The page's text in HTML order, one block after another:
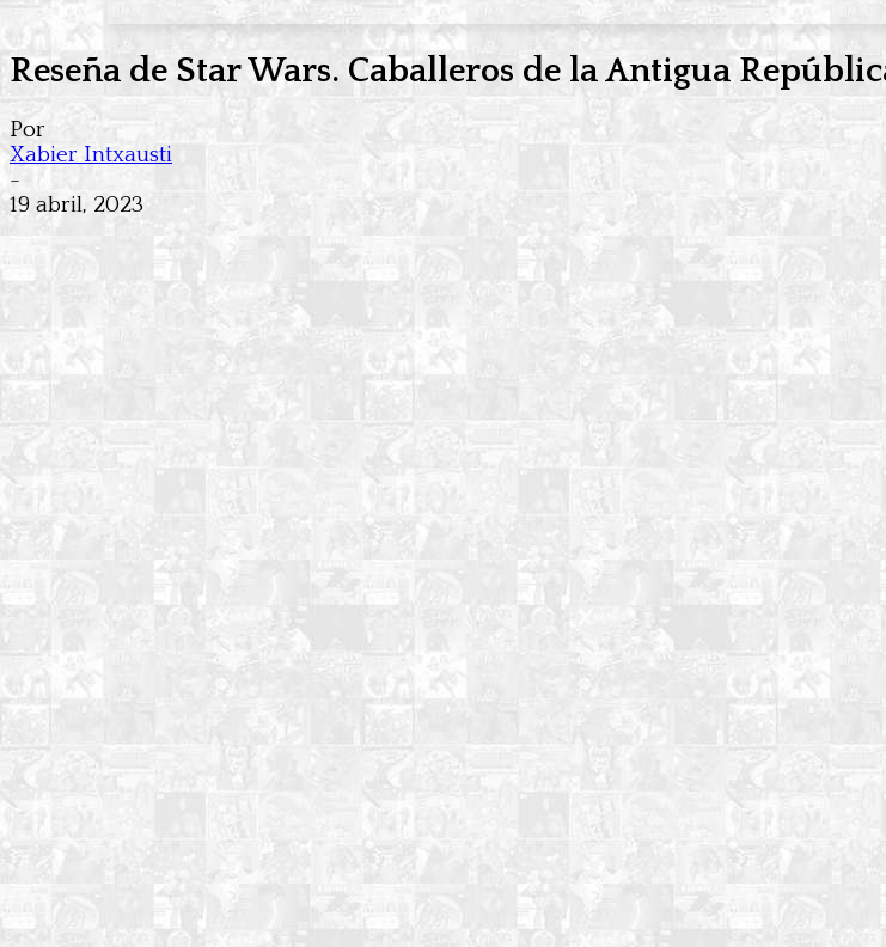
Reseña de Star Wars. Caballeros de la Antigua
Por
Xabier Intxausti
-
19 abril, 2023